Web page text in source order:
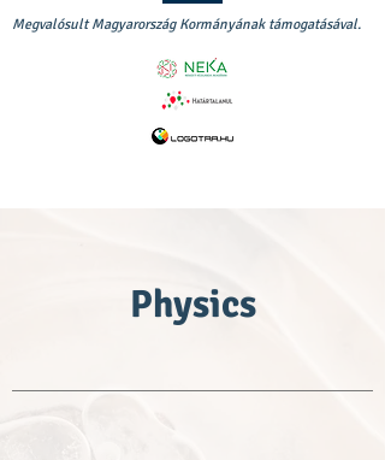
Megvalósult Magyarország Kormányának támogatásával.
Physics